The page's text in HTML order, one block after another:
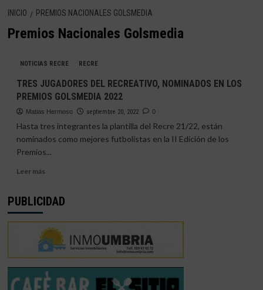
INICIO PREMIOS NACIONALES GOLSMEDIA
Premios Nacionales Golsmedia
NOTICIAS RECRE RECRE
TRES JUGADORES DEL RECREATIVO, NOMINADOS EN LOS
PREMIOS GOLSMEDIA 2022
Matias Hermoso septiembre 20, 2022 0
Hasta tres integrantes la plantilla del Recre 21/22, están
nominados como mejores futbolistas en la II Edición de los
Premios...
Leer másLeer
TRES
DEL
RECREATIVO,
NOMINADOS
EN
LOS
PREMIOS
PUBLICIDAD